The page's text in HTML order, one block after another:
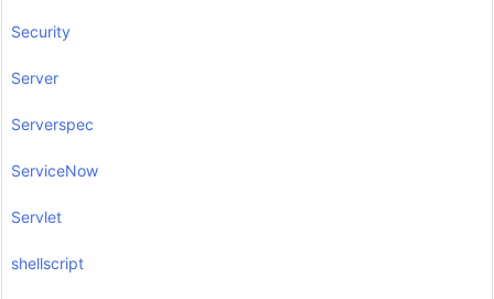
Security
Server
Serverspec
ServiceNow
Servlet
shellscript